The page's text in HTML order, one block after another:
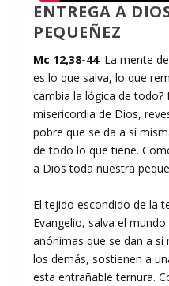
ENTREGA A
PEQUEÑEZ
Mc 12,38-44. La mente
es lo que salva, lo que
cambia la lógica de todo?
misericordia de Dios,
pobre que se da a sí
de todo lo que tiene.
a Dios toda nuestra
El tejido escondido de la
Evangelio, salva el
anónimas que se dan a
los demás, sostienen a
esta entrañable ternura.